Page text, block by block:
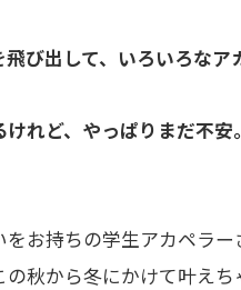
飛び出して、いろいろな
けれど、やっぱりまだ不
をお持ちの学生アカペラー
の秋から冬にかけて叶え